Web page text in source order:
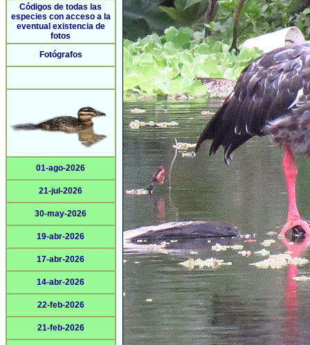
Códigos de todas las
especies con acceso a la
eventual existencia de
fotos
Fotógrafos
01-ago-2026
21-jul-2026
30-may-2026
19-abr-2026
17-abr-2026
14-abr-2026
22-feb-2026
21-feb-2026